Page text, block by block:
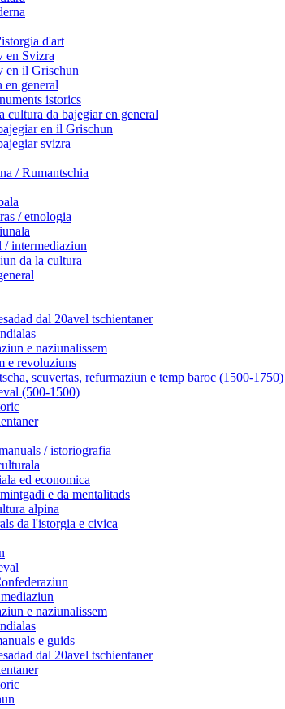
d'art
en Svizra
en il Grischun
en general
istorics
cultura da bajegiar en general
en il Grischun
svizra
/ Rumantschia
/ etnologia
/ intermediaziun
da la cultura
dal 20avel tschientaner
e naziunalissem
e revoluziuns
scuvertas, refurmaziun e temp baroc (1500-1750)
(500-1500)
/ istoriografia
ed economica
e da mentalitads
alpina
da l'istorgia e civica
e naziunalissem
e guids
dal 20avel tschientaner